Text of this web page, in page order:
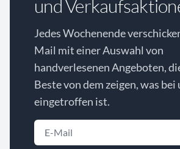
und
Jedes Wochenende
Mail mit einer Auswahl von
handverlesenen Angeboten,
Beste von dem zeigen, was bei
eingetroffen ist.